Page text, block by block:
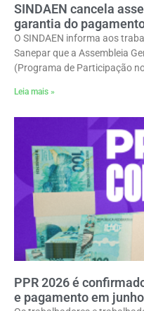
SINDAEN cancela
garantia do
O SINDAEN informa aos
Sanepar que a Assembleia
(Programa de Participação
Leia mais »
PPR 2026 é
e pagamento em junho